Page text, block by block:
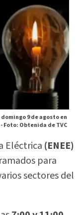
9 de agosto en
Foto: Obtenida de TVC
Eléctrica (ENEE)
para
sectores del